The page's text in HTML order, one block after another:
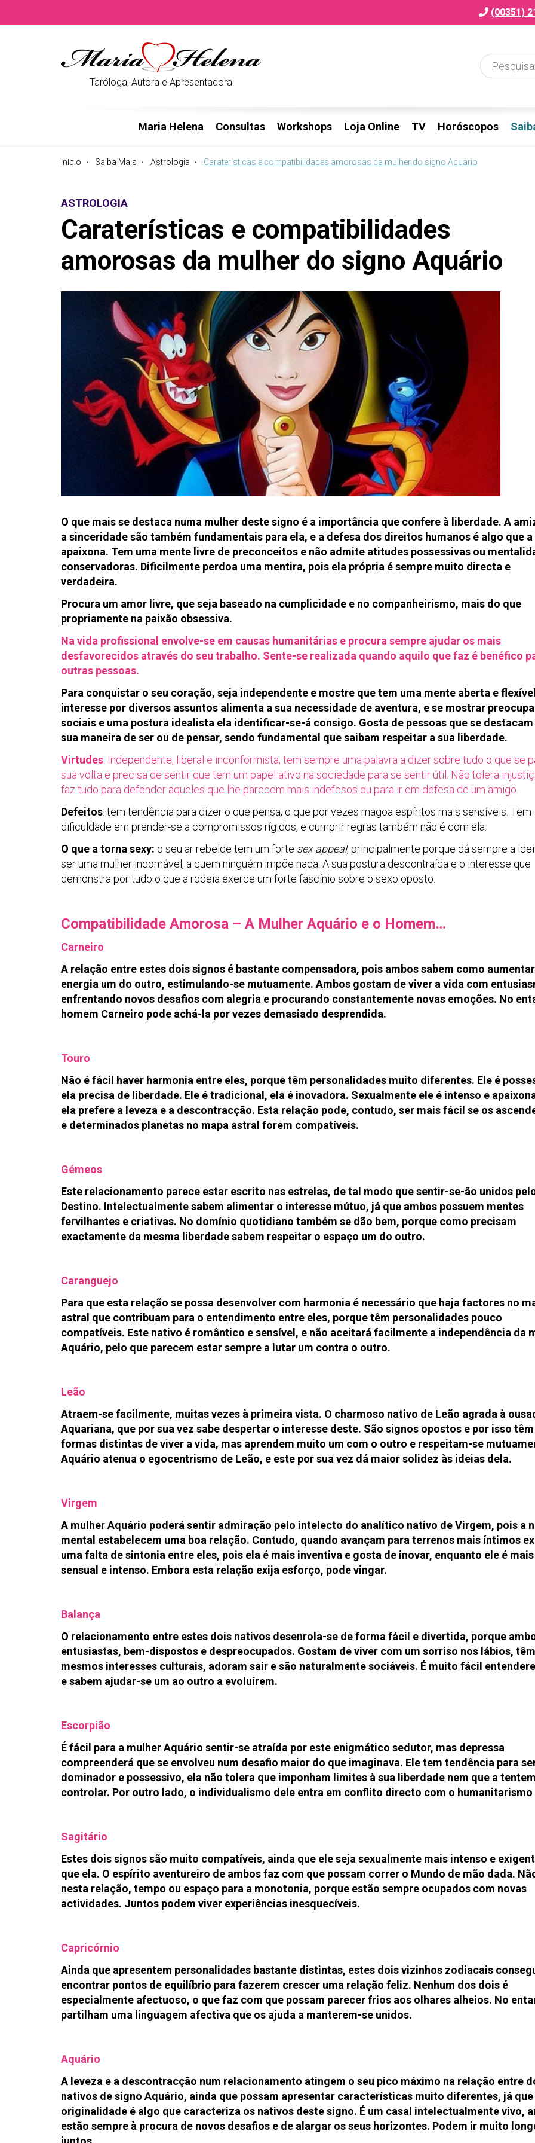
(00351)
Taróloga, Autora e Apresentadora
Maria Helena Consultas Workshops Loja Online TV Horóscopos
Início Saiba Mais Astrologia Caraterísticas e compatibilidades amorosas da mulher do signo Aquário
ASTROLOGIA
Caraterísticas e compatibilidades
amorosas da mulher do signo Aquário
O que mais se destaca numa mulher deste signo é a importância que confere à liberdade. A
a sinceridade são também fundamentais para ela, e a defesa dos direitos humanos é algo que a
apaixona. Tem uma mente livre de preconceitos e não admite atitudes possessivas ou
conservadoras. Dificilmente perdoa uma mentira, pois ela própria é sempre muito directa e
verdadeira.
Procura um amor livre, que seja baseado na cumplicidade e no companheirismo, mais do que
propriamente na paixão obsessiva.
Na vida profissional envolve-se em causas humanitárias e procura sempre ajudar os mais
desfavorecidos através do seu trabalho. Sente-se realizada quando aquilo que faz é benéfico
outras pessoas.
Para conquistar o seu coração, seja independente e mostre que tem uma mente aberta e
interesse por diversos assuntos alimenta a sua necessidade de aventura, e se mostrar
sociais e uma postura idealista ela identificar-se-á consigo. Gosta de pessoas que se destacam
sua maneira de ser ou de pensar, sendo fundamental que saibam respeitar a sua liberdade.
Virtudes: Independente, liberal e inconformista, tem sempre uma palavra a dizer sobre tudo o que se
sua volta e precisa de sentir que tem um papel ativo na sociedade para se sentir útil. Não tolera
faz tudo para defender aqueles que lhe parecem mais indefesos ou para ir em defesa de um amigo.
Defeitos: tem tendência para dizer o que pensa, o que por vezes magoa espíritos mais sensíveis. Tem
dificuldade em prender-se a compromissos rígidos, e cumprir regras também não é com ela.
O que a torna sexy: o seu ar rebelde tem um forte sex appeal, principalmente porque dá sempre a
ser uma mulher indomável, a quem ninguém impõe nada. A sua postura descontraída e o interesse que
demonstra por tudo o que a rodeia exerce um forte fascínio sobre o sexo oposto.
Compatibilidade Amorosa – A Mulher Aquário e o Homem…
Carneiro
A relação entre estes dois signos é bastante compensadora, pois ambos sabem como
energia um do outro, estimulando-se mutuamente. Ambos gostam de viver a vida com
enfrentando novos desafios com alegria e procurando constantemente novas emoções. No
homem Carneiro pode achá-la por vezes demasiado desprendida.
Touro
Não é fácil haver harmonia entre eles, porque têm personalidades muito diferentes. Ele é
ela precisa de liberdade. Ele é tradicional, ela é inovadora. Sexualmente ele é intenso e
ela prefere a leveza e a descontracção. Esta relação pode, contudo, ser mais fácil se os
e determinados planetas no mapa astral forem compatíveis.
Gémeos
Este relacionamento parece estar escrito nas estrelas, de tal modo que sentir-se-ão unidos
Destino. Intelectualmente sabem alimentar o interesse mútuo, já que ambos possuem mentes
fervilhantes e criativas. No domínio quotidiano também se dão bem, porque como precisam
exactamente da mesma liberdade sabem respeitar o espaço um do outro.
Caranguejo
Para que esta relação se possa desenvolver com harmonia é necessário que haja factores no
astral que contribuam para o entendimento entre eles, porque têm personalidades pouco
compatíveis. Este nativo é romântico e sensível, e não aceitará facilmente a independência da
Aquário, pelo que parecem estar sempre a lutar um contra o outro.
Leão
Atraem-se facilmente, muitas vezes à primeira vista. O charmoso nativo de Leão agrada à
Aquariana, que por sua vez sabe despertar o interesse deste. São signos opostos e por isso têm
formas distintas de viver a vida, mas aprendem muito um com o outro e respeitam-se
Aquário atenua o egocentrismo de Leão, e este por sua vez dá maior solidez às ideias dela.
Virgem
A mulher Aquário poderá sentir admiração pelo intelecto do analítico nativo de Virgem, pois a
mental estabelecem uma boa relação. Contudo, quando avançam para terrenos mais íntimos
uma falta de sintonia entre eles, pois ela é mais inventiva e gosta de inovar, enquanto ele é mais
sensual e intenso. Embora esta relação exija esforço, pode vingar.
Balança
O relacionamento entre estes dois nativos desenrola-se de forma fácil e divertida, porque
entusiastas, bem-dispostos e despreocupados. Gostam de viver com um sorriso nos lábios,
mesmos interesses culturais, adoram sair e são naturalmente sociáveis. É muito fácil
e sabem ajudar-se um ao outro a evoluírem.
Escorpião
É fácil para a mulher Aquário sentir-se atraída por este enigmático sedutor, mas depressa
compreenderá que se envolveu num desafio maior do que imaginava. Ele tem tendência para
dominador e possessivo, ela não tolera que imponham limites à sua liberdade nem que a tentem
controlar. Por outro lado, o individualismo dele entra em conflito directo com o humanitarismo
Sagitário
Estes dois signos são muito compatíveis, ainda que ele seja sexualmente mais intenso e
que ela. O espírito aventureiro de ambos faz com que possam correr o Mundo de mão dada.
nesta relação, tempo ou espaço para a monotonia, porque estão sempre ocupados com novas
actividades. Juntos podem viver experiências inesquecíveis.
Capricórnio
Ainda que apresentem personalidades bastante distintas, estes dois vizinhos zodiacais
encontrar pontos de equilíbrio para fazerem crescer uma relação feliz. Nenhum dos dois é
especialmente afectuoso, o que faz com que possam parecer frios aos olhares alheios. No
partilham uma linguagem afectiva que os ajuda a manterem-se unidos.
Aquário
A leveza e a descontracção num relacionamento atingem o seu pico máximo na relação entre
nativos de signo Aquário, ainda que possam apresentar características muito diferentes, já que
originalidade é algo que caracteriza os nativos deste signo. É um casal intelectualmente vivo,
estão sempre à procura de novos desafios e de alargar os seus horizontes. Podem ir muito